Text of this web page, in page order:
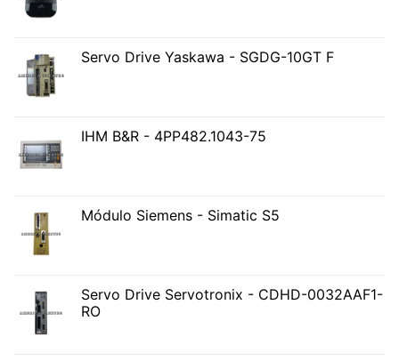
Servo Drive Yaskawa - SGDG-10GT F
IHM B&R - 4PP482.1043-75
Módulo Siemens - Simatic S5
Servo Drive Servotronix - CDHD-0032AAF1-
RO